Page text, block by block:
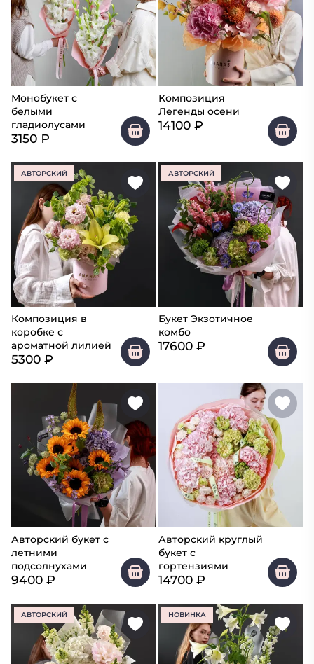
Монобукет с
белыми
гладиолусами
3150 ₽
Композиция
Легенды осени
14100 ₽
АВТОРСКИЙ
Композиция в
коробке с
ароматной лилией
5300 ₽
АВТОРСКИЙ
Букет Экзотичное
комбо
17600 ₽
Авторский букет с
летними
подсолнухами
9400 ₽
Авторский круглый
букет с
гортензиями
14700 ₽
АВТОРСКИЙ НОВИНКА